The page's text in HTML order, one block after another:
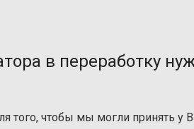
в переработку
того, чтобы мы могли принять у